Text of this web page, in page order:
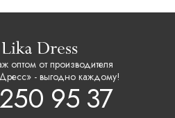
оптом от производителя
- выгодно каждому!
95 37